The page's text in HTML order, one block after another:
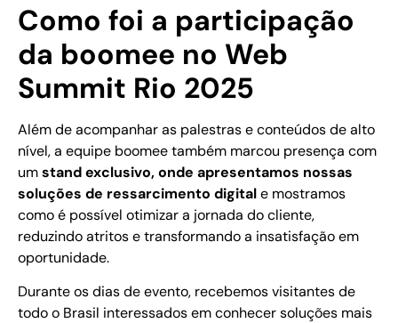
Como foi a participação
da boomee no Web
Summit Rio 2025
Além de acompanhar as palestras e conteúdos de alto
nível, a equipe boomee também marcou presença com
umstand exclusivo, onde apresentamos nossas
soluções de ressarcimento digitale mostramos
como é possível otimizar a jornada do cliente,
reduzindo atritos e transformando a insatisfação em
oportunidade.
Durante os dias de evento, recebemos visitantes de
todo o Brasil interessados em conhecer soluções mais